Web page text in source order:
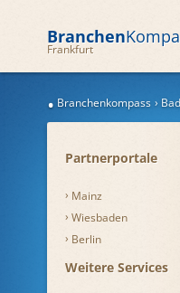
Branchen
Frankfurt
Branchenkompass
Partnerportale
Mainz
Wiesbaden
Berlin
Weitere Services